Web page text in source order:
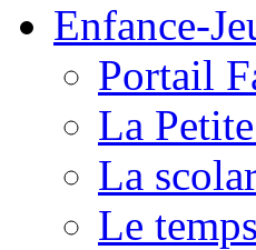
Enfance-
Portail
La
La
Le